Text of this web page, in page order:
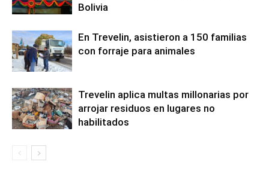
Bolivia
En Trevelin, asistieron a 150 familias
con forraje para animales
Trevelin aplica multas millonarias por
arrojar residuos en lugares no
habilitados